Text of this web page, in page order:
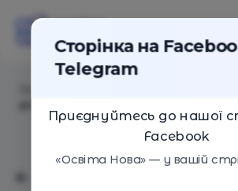
Сторінка на
Telegram
Приєднуйтесь до нашої
Facebook
«Освіта Нова» — у вашій